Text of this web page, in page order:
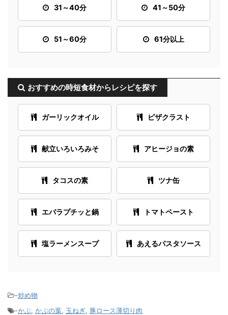
31～40分 41～50分
51～60分 61分以上
おすすめの時短食材からレシピを探す
ガーリックオイル ピザクラスト
献立いろいろみそ アヒージョの素
タコスの素 ツナ缶
エバラプチッと鍋 トマトペースト
塩ラーメンスープ あえるパスタソース
-炒め物
-かぶ, かぶの葉, 玉ねぎ, 豚ロース薄切り肉